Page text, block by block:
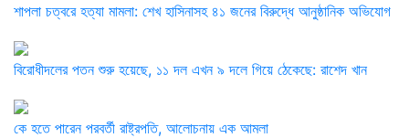
শাপলা চত্বরে হত্যা মামলা: শেখ হাসিনাসহ ৪১ জনের বিরুদ্ধে আনুষ্ঠানিক অভিযোগ
বিরোধীদলের পতন শুরু হয়েছে, ১১ দল এখন ৯ দলে গিয়ে ঠেকেছে: রাশেদ খান
কে হতে পারেন পরবর্তী রাষ্ট্রপতি, আলোচনায় এক আমলা